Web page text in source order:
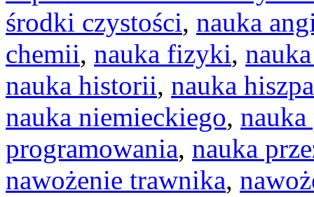
środki czystości, nauka
chemii, nauka fizyki,
nauka historii, nauka
nauka niemieckiego,
programowania, nauka
nawożenie trawnika,